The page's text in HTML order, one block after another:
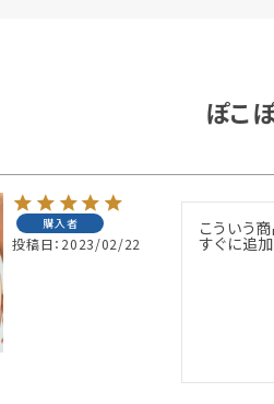
メンズ
食品
ぽこ
購入者
投稿日 2023/02/22
こういう
すぐに追